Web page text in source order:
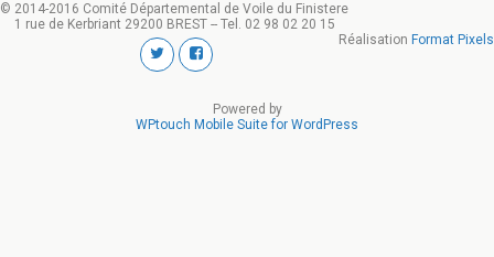
© 2014-2016 Comité Départemental de Voile du Finistere
1 rue de Kerbriant 29200 BREST -- Tel. 02 98 02 20 15
Réalisation Format Pixels
Powered by
WPtouch Mobile Suite for WordPress